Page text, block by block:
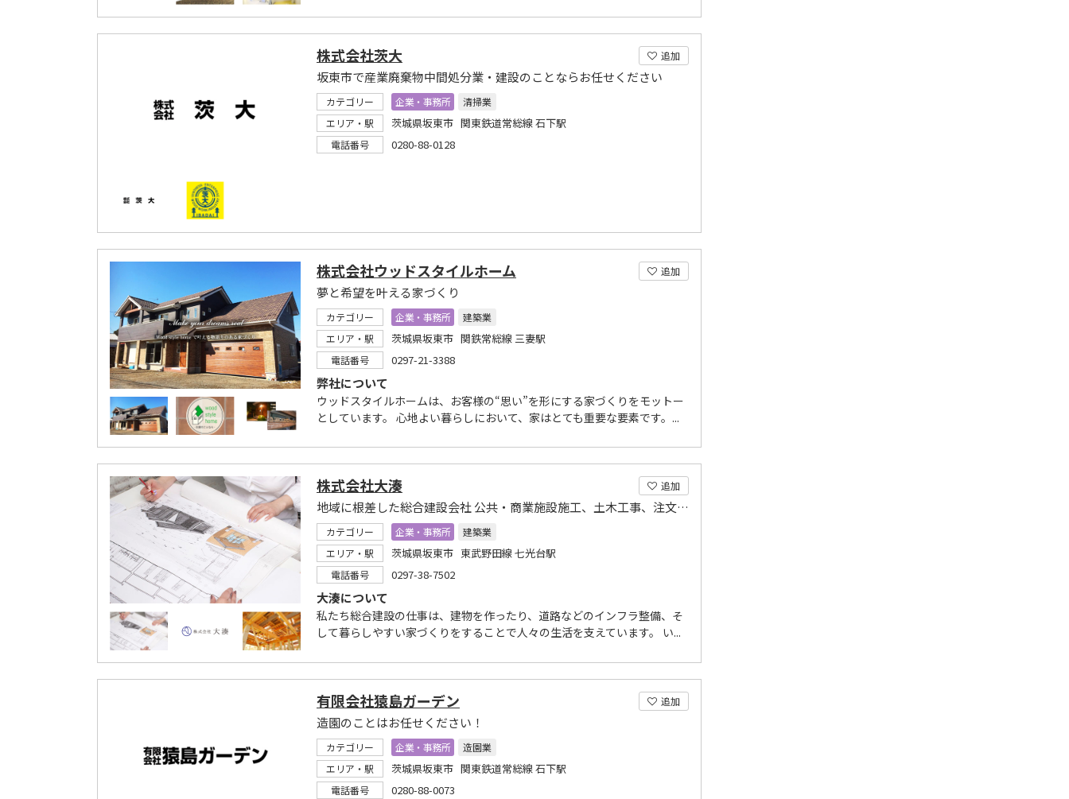
追加
株式会社茨大
坂東市で産業廃棄物中間処分業・建設のことならお任せください
カテゴリー 企業・事務所
清掃業
エリア・駅
茨城県坂東市 関東鉄道常総線 石下駅
電話番号 0280-88-0128
追加
株式会社ウッドスタイルホーム
夢と希望を叶える家づくり
カテゴリー 企業・事務所
建築業
エリア・駅
茨城県坂東市 関鉄常総線 三妻駅
電話番号 0297-21-3388
弊社について
ウッドスタイルホームは、お客様の“思い”を形にする家づくりをモットー
としています。 心地よい暮らしにおいて、家はとても重要な要素です。...
追加
株式会社大湊
地域に根差した総合建設会社 公共・商業施設施工、土木工事、注文住宅まで
カテゴリー 企業・事務所
建築業
エリア・駅
茨城県坂東市 東武野田線 七光台駅
電話番号 0297-38-7502
大湊について
私たち総合建設の仕事は、建物を作ったり、道路などのインフラ整備、そ
して暮らしやすい家づくりをすることで人々の生活を支えています。 い...
追加
有限会社猿島ガーデン
造園のことはお任せください！
カテゴリー 企業・事務所
造園業
エリア・駅
茨城県坂東市 関東鉄道常総線 石下駅
電話番号 0280-88-0073